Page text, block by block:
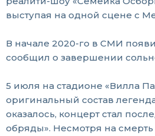
выступая на одной сцене с
В начале 2020-го в СМИ
сообщил о завершении
5 июля на стадионе «Вилла
оригинальный состав
оказалось, концерт стал
обряды». Несмотря на смерть